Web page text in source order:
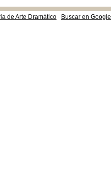
de Arte Dramàtico Buscar en Google